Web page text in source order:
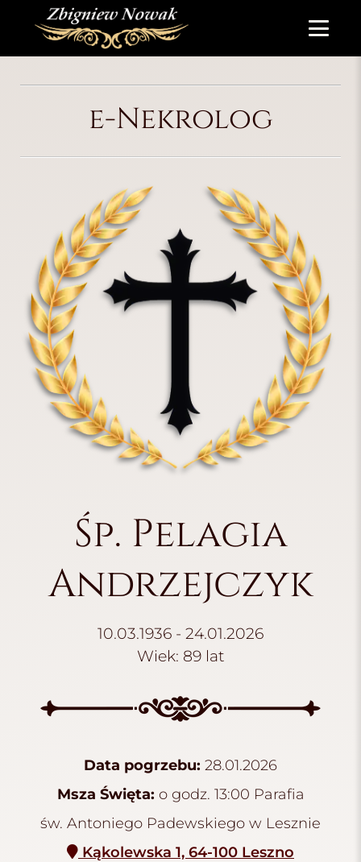
e-Nekrolog
Śp. Pelagia
Andrzejczyk
10.03.1936 - 24.01.2026
Wiek: 89 lat
Data pogrzebu: 28.01.2026
Msza Święta: o godz. 13:00 Parafia
św. Antoniego Padewskiego w Lesznie
Kąkolewska 1, 64-100 Leszno